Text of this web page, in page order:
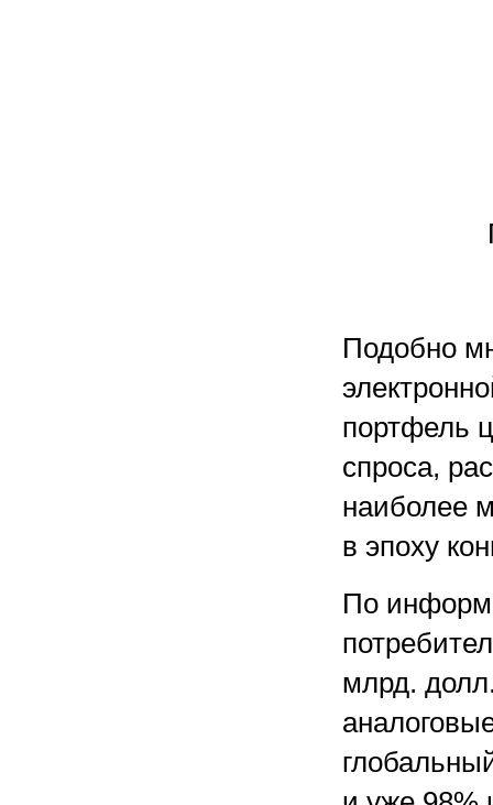
Подобно
портфель
спроса,
наиболее
в эпоху
По
млрд.